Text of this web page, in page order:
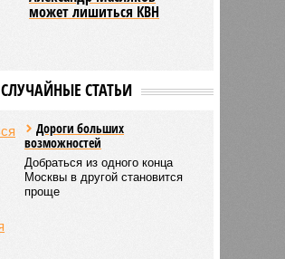
может лишиться КВН
СЛУЧАЙНЫЕ СТАТЬИ
Дороги больших
возможностей
Добраться из одного конца
Москвы в другой становится
проще